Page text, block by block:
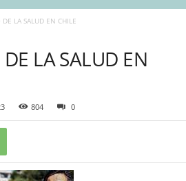
DE LA SALUD EN CHILE
LA SALUD EN
804 0